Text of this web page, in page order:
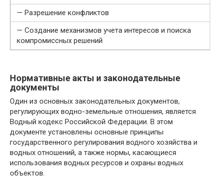
— Разрешение конфликтов
— Создание механизмов учета интересов и поиска
компромиссных решений
Нормативные акты и законодательные
документы
Один из основных законодательных документов,
регулирующих водно-земельные отношения, является
Водный кодекс Российской Федерации. В этом
документе установлены основные принципы
государственного регулирования водного хозяйства и
водных отношений, а также нормы, касающиеся
использования водных ресурсов и охраны водных
объектов.